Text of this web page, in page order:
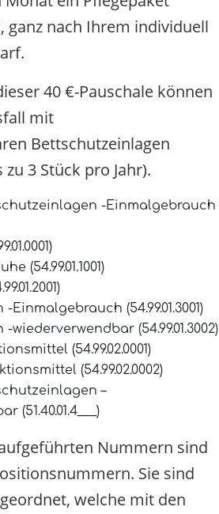
ganz nach Ihrem individuell
40 €-Pauschale können
mit
Bettschutzeinlagen
3 Stück pro Jahr).
-Einmalgebrauch
(54.99.01.1001)
(54.99.01.3001)
(54.99.01.3002)
(54.99.02.0001)
(54.99.02.0002)
–
(51.40.01.4___)
Nummern sind
Sie sind
welche mit den